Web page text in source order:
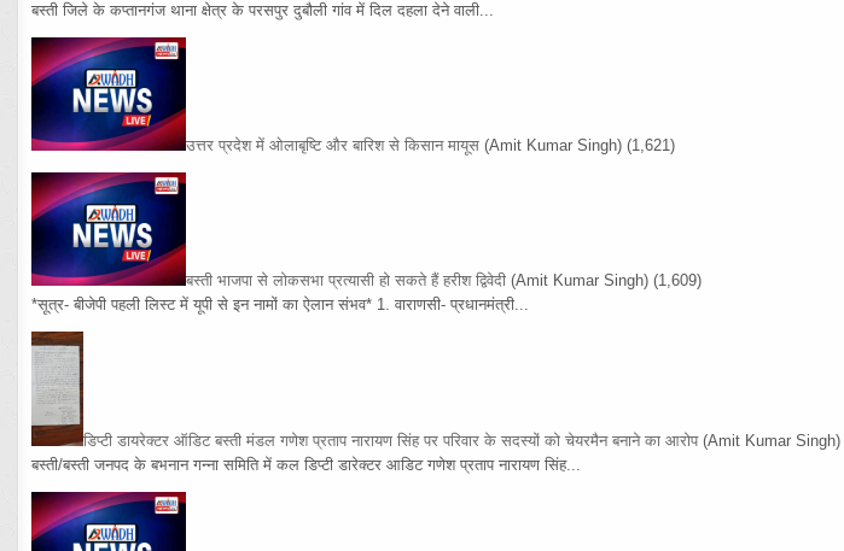
बस्ती जिले के कप्तानगंज थाना क्षेत्र के परसपुर दुबौली गांव में दिल दहला देने वाली...
उत्तर प्रदेश में ओलाबृष्टि और बारिश से किसान मायूस (Amit Kumar Singh) (1,621)
बस्ती भाजपा से लोकसभा प्रत्यासी हो सकते हैं हरीश द्विवेदी (Amit Kumar Singh) (1,609)
*सूत्र- बीजेपी पहली लिस्ट में यूपी से इन नामों का ऐलान संभव* 1. वाराणसी- प्रधानमंत्री...
डिप्टी डायरेक्टर ऑडिट बस्ती मंडल गणेश प्रताप नारायण सिंह पर परिवार के सदस्यों को चेयरमैन बनाने का आरोप (Amit Kumar Singh)
बस्ती/बस्ती जनपद के बभनान गन्ना समिति में कल डिप्टी डारेक्टर आडिट गणेश प्रताप नारायण सिंह...